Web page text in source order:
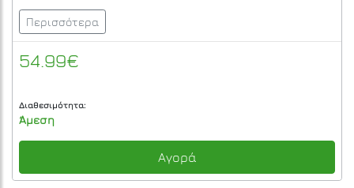
Περισσότερα
54.99€
Διαθεσιμότητα:
Άμεση
Αγορά